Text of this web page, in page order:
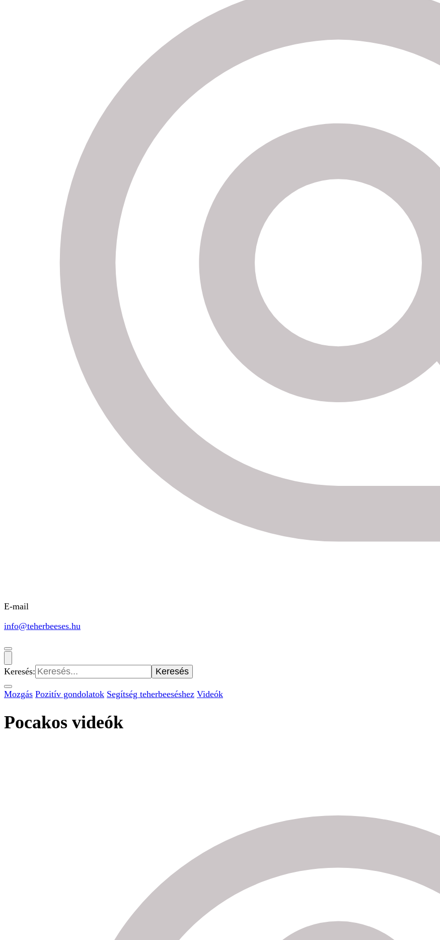
E-mail
info@teherbeeses.hu
Keresés:
Mozgás Pozitív gondolatok Segítség teherbeeséshez Videók
Pocakos videók